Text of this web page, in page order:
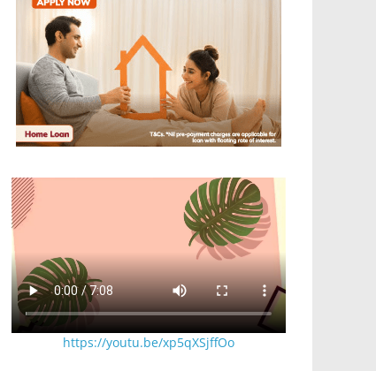
https://youtu.be/xp5qXSjffOo